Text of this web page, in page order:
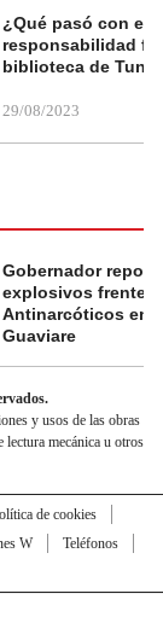
¿Qué pasó con el
responsabilidad
biblioteca de
29/08/2023
Gobernador
explosivos frente a
Antinarcóticos en
Guaviare
y usos de las obras
lectura mecánica u otros
de cookies
W
Teléfonos